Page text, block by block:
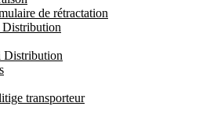
de rétractation
Distribution
transporteur